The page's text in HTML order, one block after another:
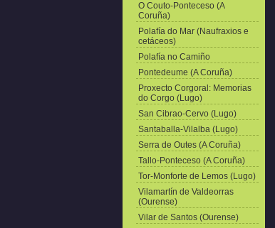
O Couto-Ponteceso (A
Coruña)
Polafía do Mar (Naufraxios e
cetáceos)
Polafía no Camiño
Pontedeume (A Coruña)
Proxecto Corgoral: Memorias
do Corgo (Lugo)
San Cibrao-Cervo (Lugo)
Santaballa-Vilalba (Lugo)
Serra de Outes (A Coruña)
Tallo-Ponteceso (A Coruña)
Tor-Monforte de Lemos (Lugo)
Vilamartín de Valdeorras
(Ourense)
Vilar de Santos (Ourense)